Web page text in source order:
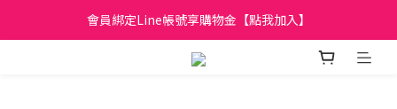
日立家電、國際牌 原廠管制價格 私訊優惠價
會員綁定Line帳號享購物金【點我加入】
全館滿299元免運